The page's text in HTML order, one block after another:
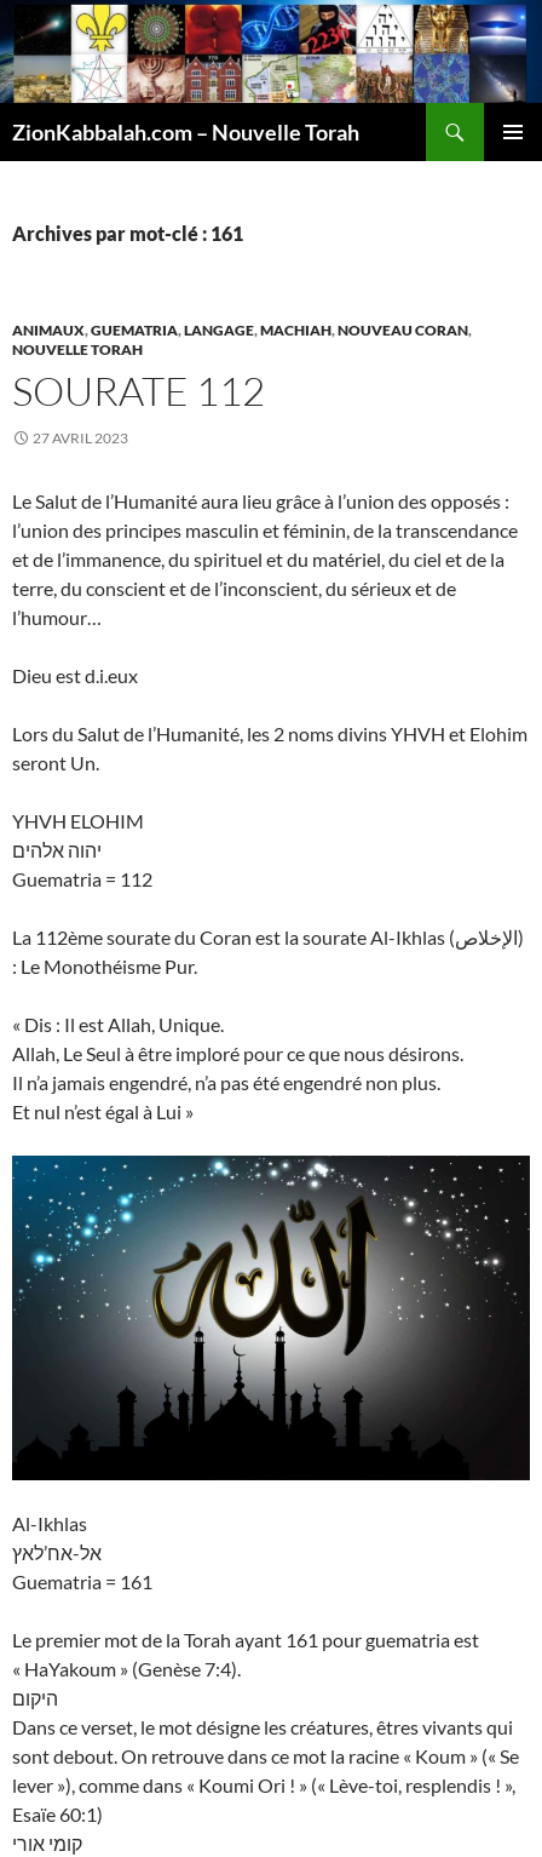
ZionKabbalah.com – Nouvelle Torah
Archives par mot-clé : 161
ANIMAUX,GUEMATRIA,LANGAGE,MACHIAH,NOUVEAU CORAN,
NOUVELLE TORAH
SOURATE 112
27 AVRIL 2023
Le Salut de l’Humanité aura lieu grâce à l’union des opposés :
l’union des principes masculin et féminin, de la transcendance
et de l’immanence, du spirituel et du matériel, du ciel et de la
terre, du conscient et de l’inconscient, du sérieux et de
l’humour…
Dieu est d.i.eux
Lors du Salut de l’Humanité, les 2 noms divins YHVH et Elohim
seront Un.
YHVH ELOHIM
יהוה אלהים
Guematria = 112
La 112ème sourate du Coran est la sourate Al-Ikhlas (الإخلاص)
: Le Monothéisme Pur.
« Dis : Il est Allah, Unique.
Allah, Le Seul à être imploré pour ce que nous désirons.
Il n’a jamais engendré, n’a pas été engendré non plus.
Et nul n’est égal à Lui »
Al-Ikhlas
אל-אח’לאץ
Guematria = 161
Le premier mot de la Torah ayant 161 pour guematria est
« HaYakoum » (Genèse 7:4).
היקום
Dans ce verset, le mot désigne les créatures, êtres vivants qui
sont debout. On retrouve dans ce mot la racine « Koum » (« Se
lever »), comme dans « Koumi Ori ! » (« Lève-toi, resplendis ! »,
Esaïe 60:1)
קומי אורי